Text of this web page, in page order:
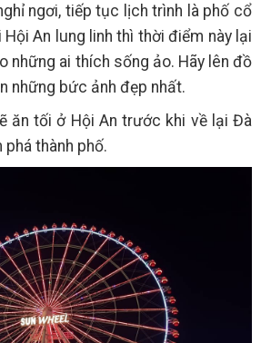
ngơi, tiếp tục lịch trình là phố cổ
An lung linh thì thời điểm này lại
những ai thích sống ảo. Hãy lên đồ
những bức ảnh đẹp nhất.
ăn tối ở Hội An trước khi về lại Đà
thành phố.